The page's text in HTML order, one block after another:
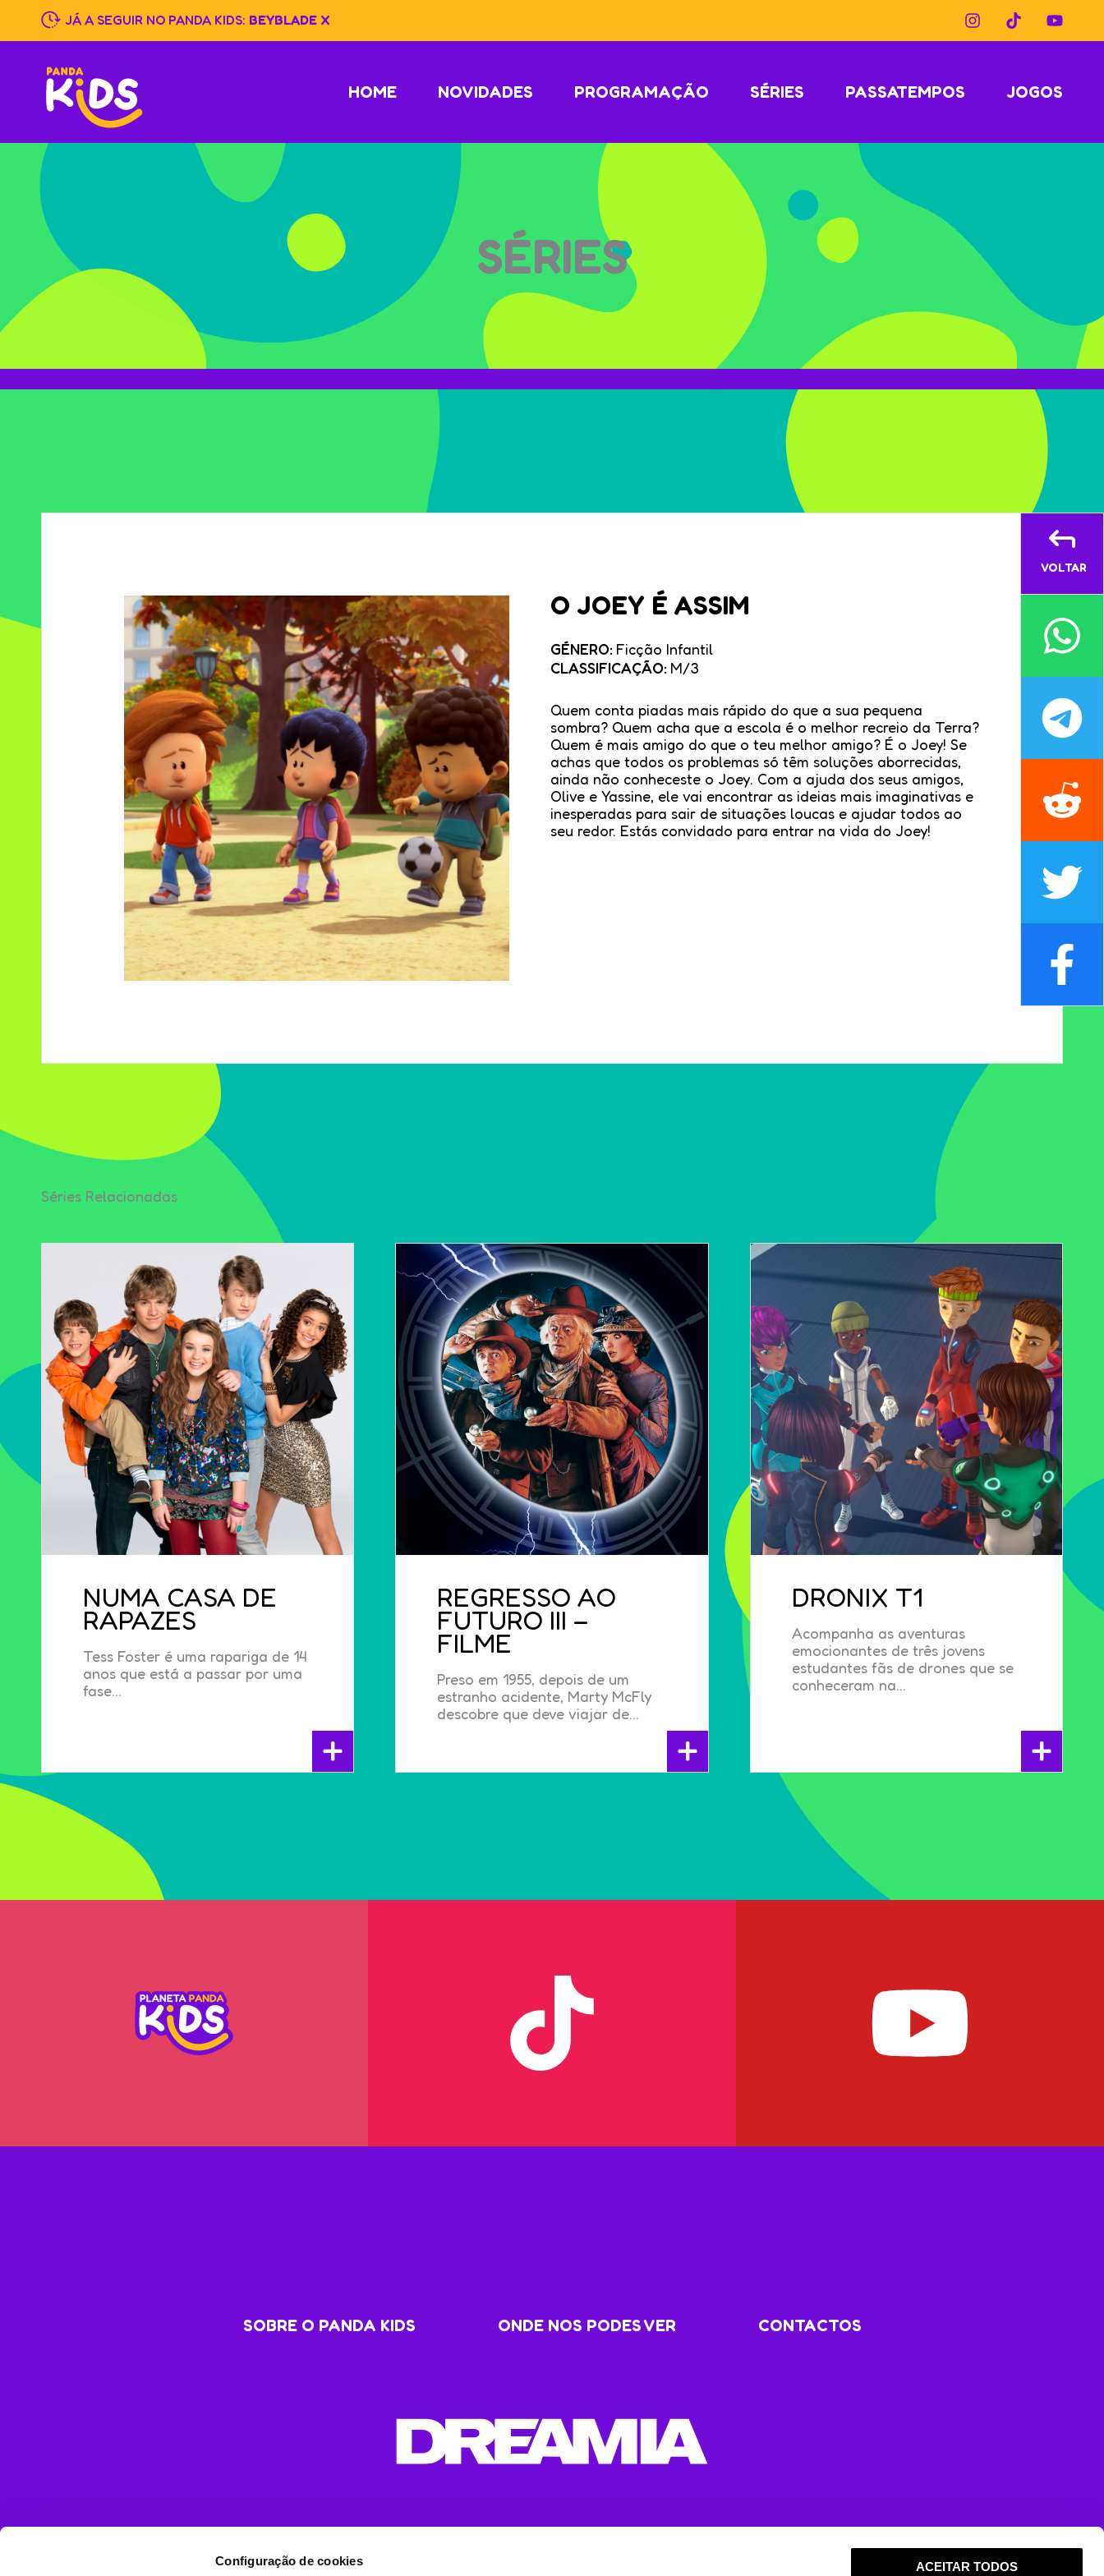
Configuração de cookies ACEITAR TODOS
content
JÁ A SEGUIR NO PANDA KIDS: BEYBLADE X
HOME NOVIDADES PROGRAMAÇÃO SÉRIES PASSATEMPOS JOGOS
SÉRIES
O JOEY É ASSIM
GÉNERO: Ficção Infantil
CLASSIFICAÇÃO: M/3
Quem conta piadas mais rápido do que a sua pequena
sombra? Quem acha que a escola é o melhor recreio da Terra?
Quem é mais amigo do que o teu melhor amigo? É o Joey! Se
achas que todos os problemas só têm soluções aborrecidas,
ainda não conheceste o Joey. Com a ajuda dos seus amigos,
Olive e Yassine, ele vai encontrar as ideias mais imaginativas e
inesperadas para sair de situações loucas e ajudar todos ao
seu redor. Estás convidado para entrar na vida do Joey!
VOLTAR
Séries Relacionadas
NUMA CASA DE
RAPAZES
Tess Foster é uma rapariga de 14
anos que está a passar por uma
fase...
+
REGRESSO AO
FUTURO III –
FILME
Preso em 1955, depois de um
estranho acidente, Marty McFly
descobre que deve viajar de...
+
DRONIX T1
Acompanha as aventuras
emocionantes de três jovens
estudantes fãs de drones que se
conheceram na...
+
SOBRE O PANDA KIDS ONDE NOS PODES VER CONTACTOS